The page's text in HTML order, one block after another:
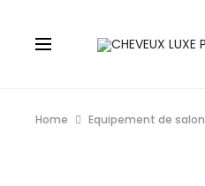
Home Equipement de salon